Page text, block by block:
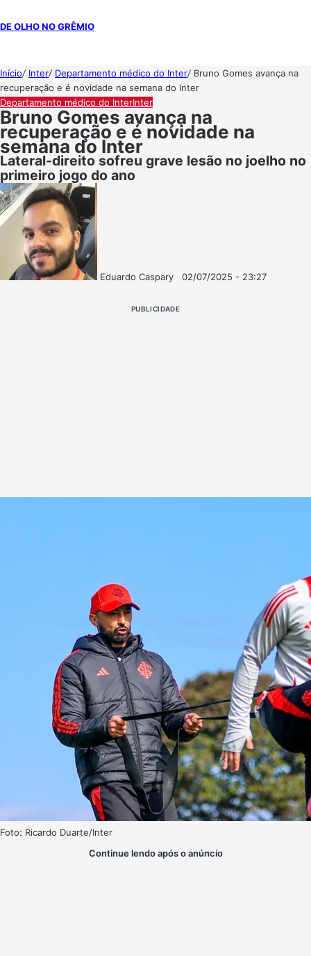
DE OLHO NO GRÊMIO
Início/ Inter/ Departamento médico do Inter/ Bruno Gomes avança na
recuperação e é novidade na semana do Inter
Departamento médico do InterInter
Bruno Gomes avança na
recuperação e é novidade na
semana do Inter
Lateral-direito sofreu grave lesão no joelho no
primeiro jogo do ano
Eduardo Caspary
Xe-
02/07/2025 - 23:27
PUBLICIDADE
Foto: Ricardo Duarte/Inter
Continue lendo após o anúncio